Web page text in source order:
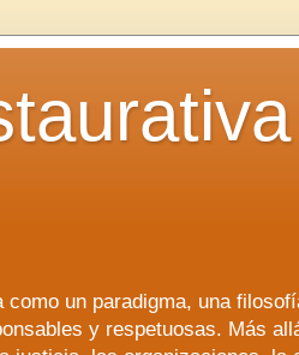
un paradigma, una
y respetuosas. Más